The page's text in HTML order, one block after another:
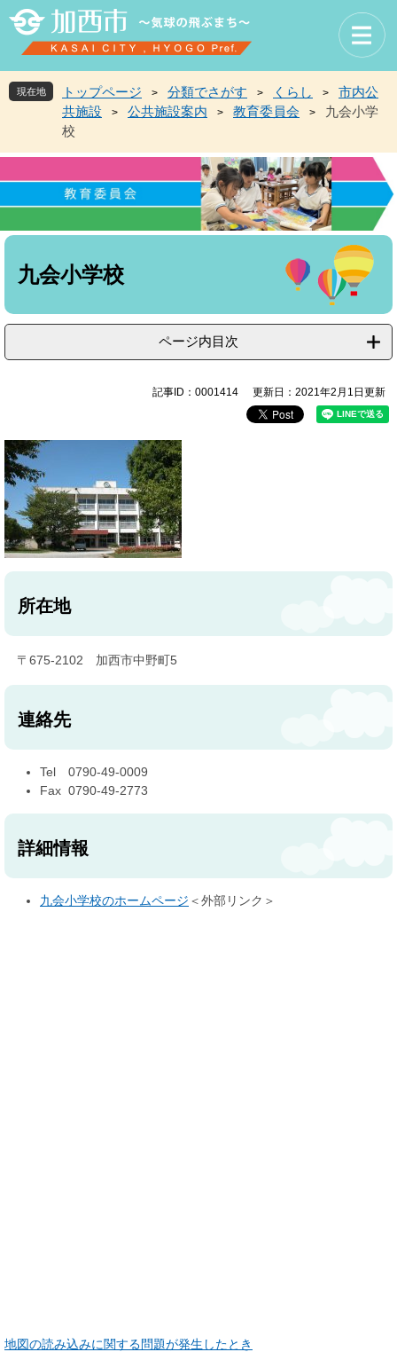
先
頭
。
を
飛
て
現在地 トップページ > 分類でさがす > くらし >
市内公
共施設
> 公共施設案内 > 教育委員会 >
九会小学
校
本
九会小学校
ページ内目次
記事ID：0001414 更新日：2021年2月1日更新
所在地
〒675-2102 加西市中野町5
連絡先
Tel 0790-49-0009
Fax 0790-49-2773
詳細情報
九会小学校のホームページ ＜外部リンク＞
地図の読み込みに関する問題が発生したとき